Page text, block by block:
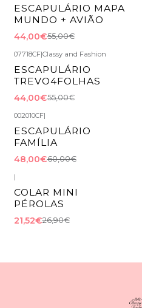
ESCAPULÁRIO MAPA
MUNDO + AVIÃO
44,00€55,00€
07718CF|Classy and Fashion
ESCAPULÁRIO
TREVO4FOLHAS
44,00€55,00€
002010CF|
ESCAPULÁRIO
FAMÍLIA
48,00€60,00€
|
COLAR MINI
PÉROLAS
21,52€26,90€